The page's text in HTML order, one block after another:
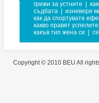
грижи за устните
съдбата
изневери
как да спортувате
какво правят
какъв тип жена си
Copyright © 2010 BEU All